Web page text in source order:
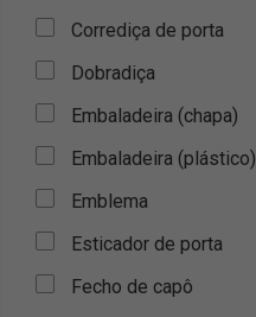
Corrediça de porta
Dobradiça
Embaladeira (chapa)
Embaladeira (plástico)
Emblema
Esticador de porta
Fecho de capô